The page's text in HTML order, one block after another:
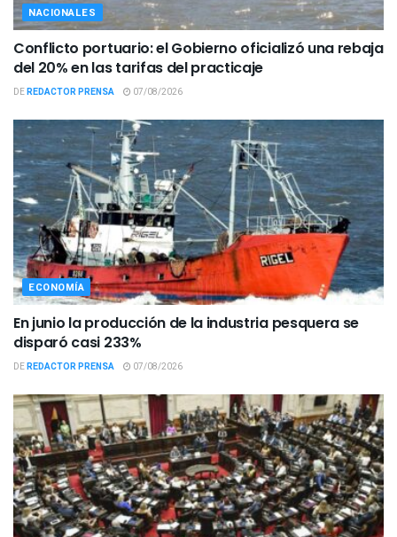
NACIONALES
Conflicto portuario: el Gobierno oficializó una rebaja
del 20% en las tarifas del practicaje
DEREDACTOR PRENSA 07/08/2026
ECONOMÍA
En junio la producción de la industria pesquera se
disparó casi 233%
DEREDACTOR PRENSA 07/08/2026